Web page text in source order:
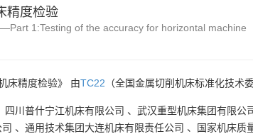
精度检验
1:Testing of the accuracy for horizontal machine
床精度检验》 由TC22 （全国金属切削机床标准化技术
四川普什宁江机床有限公司 、 武汉重型机床集团有限公
、 通用技术集团大连机床有限责任公司 、 国家机床质